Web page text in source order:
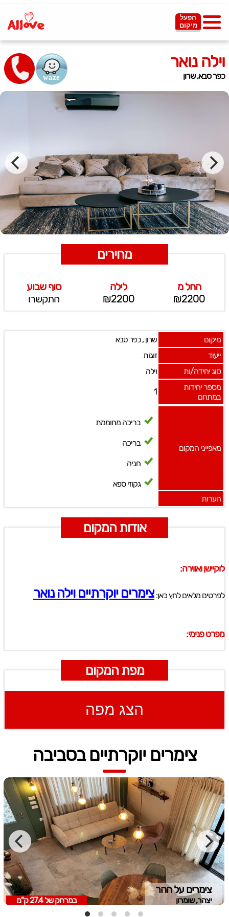
הפעל
מיקום
וילה נואר
כפר סבא, שרון
מחירים
החל מ
₪2200
לילה
₪2200
סוף שבוע
התקשרו
מיקום שרון,כפר סבא
ייעוד
זוגות
סוג יחידה/ות
וילה
מספר יחידות
במתחם
1
מאפייני המקום
בריכה מחוממת
בריכה
חניה
גקוזי ספא
הערות
אודות המקום
לוקיישן ואווירה:
לפרטים מלאים לחץ כאן:צימרים יוקרתיים וילה נואר
מפרט פנימי:
מפת המקום
הצג מפה
צימרים יוקרתיים בסביבה
צימרים על ההר
יצהר, שומרון במרחק של 27.4 ק"מ